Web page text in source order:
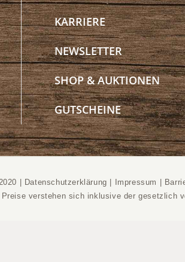
KARRIERE
NEWSLETTER
SHOP & AUKTIONEN
GUTSCHEINE
| Datenschutzerklärung Impressum
verstehen sich inklusive der gesetzlich